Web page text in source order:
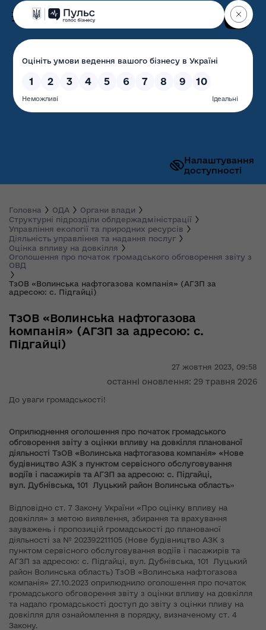
Налаштування
доступності
Волинська обласна
державна адміністрація
Головна ОДА
Органи влади
Структурні підрозділи облдержадміністрації
Управління екології та природних ресурсів
Діяльність управління та надання послуг
Оцінка впливу на довкілля
Оголошення про початок громадського обговорення звіту з
ОВД
ТзОВ «Волинська нафтогазова компанія» (АГЗП за
адресою: с. Підгайці)
27 жовтня 2023, 09:58
останні оновлення: 29 травня 2026
ТзОВ «Волинська нафтогазова
компанія» (АГЗП за адресою: с.
Підгайці)
До уваги громадськості!
Оприлюднення оголошення про початок громадського
обговорення звіту з оцінки впливу на довкілля планованої
діяльності ТзОВ «Волинська нафтогазова компанія» «Нове
будівництво АЗК з пунктом сервісного обслуговування
водіїв і пасажирів та АГЗП за адресою: с. Підгайці,
вул. Дубнівська, 101 Луцький район Волинська область»
Відповідно ст. 7 Закону України «Про оцінку впливу на
довкілля» з метою виявлення, збирання та врахування
зауважень і пропозицій громадськості до планованої
діяльності за № 202392211105 (Нове будівництво АЗК з
пунктом сервісного обслуговування водіїв і пасажирів та
АГЗП за адресою: с. Підгайці, вул. Дубнівська, 101 Луцький
район Волинська область) ТзОВ «Волинська нафтогазова
компанія» 27.10.2023 оприлюднило оголошення про початок
громадського обговорення звіту з оцінки впливу на довкілля
та надало громадськості доступ до звіту з оцінки пливу на
довкілля для ознайомлення в порядку, визначеному ст. 4
Закону.